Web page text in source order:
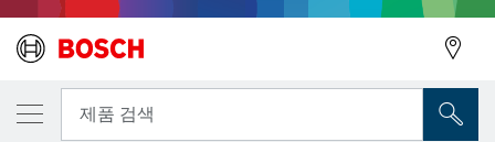
제품 검색
선택한 변형
EXPERT MAII 32 AIT MetalMax 플런지 절단
70mm